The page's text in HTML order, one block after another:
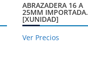
ABRAZADERA 16 A
25MM IMPORTADA.
[XUNIDAD]
Ver Precios